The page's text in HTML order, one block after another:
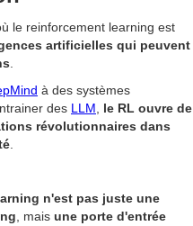
le reinforcement learning est
artificielles qui peuvent
à des systèmes
des LLM
le RL ouvre de
révolutionnaires dans
n'est pas juste une
, mais une porte d'entrée